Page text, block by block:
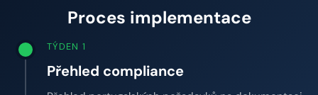
Proces implementace
TÝDEN 1
Přehled compliance